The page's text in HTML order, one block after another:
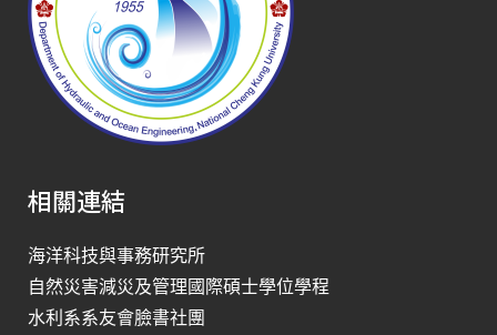
相關連結
海洋科技與事務研究所
自然災害減災及管理國際碩士學位學程
水利系系友會臉書社團